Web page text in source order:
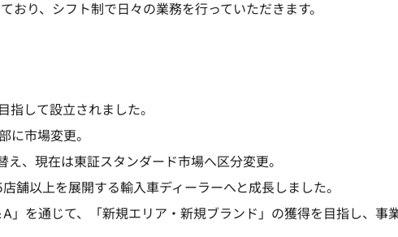
おり、シフト制で日々の業務を行っていただきます。
して設立されました。
に市場変更。
、現在は東証スタンダード市場へ区分変更。
舗以上を展開する輸入車ディーラーへと成長しました。
」を通じて、「新規エリア・新規ブランド」の獲得を目指し、事